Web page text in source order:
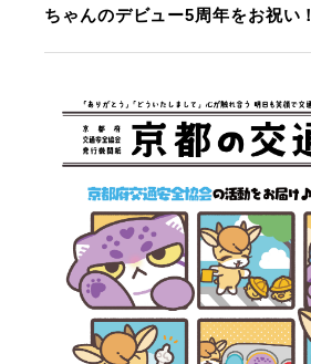
ちゃんのデビュー5周年をお祝い！